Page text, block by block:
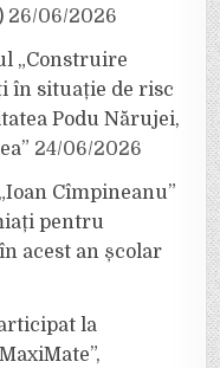
26/06/2026
„Construire
în situație de risc
Podu Nărujei,
24/06/2026
Cîmpineanu”
pentru
acest an școlar
la